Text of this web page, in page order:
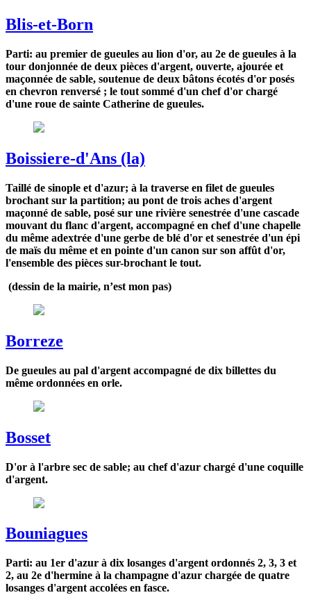
Blis-et-Born
Parti: au premier de gueules au lion d'or, au 2e de gueules à la
tour donjonnée de deux pièces d'argent, ouverte, ajourée et
maçonnée de sable, soutenue de deux bâtons écotés d'or posés
en chevron renversé ; le tout sommé d'un chef d'or chargé
d'une roue de sainte Catherine de gueules.
Boissiere-d'Ans (la)
Taillé de sinople et d'azur; à la traverse en filet de gueules
brochant sur la partition; au pont de trois aches d'argent
maçonné de sable, posé sur une rivière senestrée d'une cascade
mouvant du flanc d'argent, accompagné en chef d'une chapelle
du même adextrée d'une gerbe de blé d'or et senestrée d'un épi
de maïs du même et en pointe d'un canon sur son affût d'or,
l'ensemble des pièces sur-brochant le tout.
(dessin de la mairie, n’est mon pas)
Borreze
De gueules au pal d'argent accompagné de dix billettes du
même ordonnées en orle.
Bosset
D'or à l'arbre sec de sable; au chef d'azur chargé d'une coquille
d'argent.
Bouniagues
Parti: au 1er d'azur à dix losanges d'argent ordonnés 2, 3, 3 et
2, au 2e d'hermine à la champagne d'azur chargée de quatre
losanges d'argent accolées en fasce.